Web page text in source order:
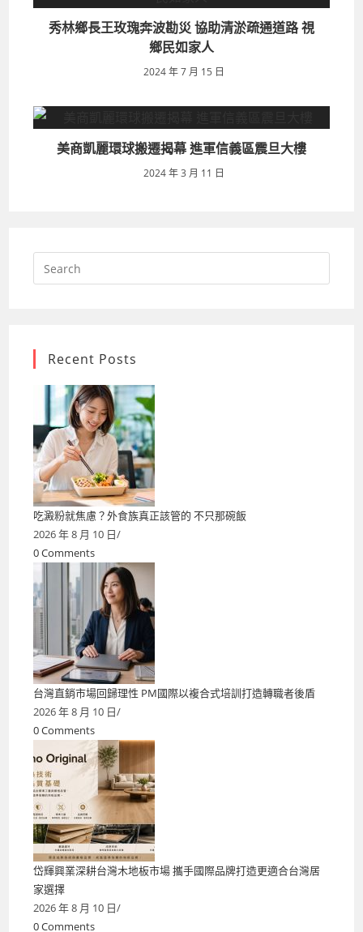
秀林鄉長王玫瑰奔波勘災 協助清淤疏通道路 視
鄉民如家人
2024 年 7 月 15 日
美商凱麗環球搬遷揭幕 進軍信義區震旦大樓
2024 年 3 月 11 日
Search
for:
Recent Posts
吃澱粉就焦慮？外食族真正該管的 不只那碗飯
2026 年 8 月 10 日/
0 Comments
台灣直銷市場回歸理性 PM國際以複合式培訓打造轉職者後盾
2026 年 8 月 10 日/
0 Comments
岱輝興業深耕台灣木地板市場 攜手國際品牌打造更適合台灣居
家選擇
2026 年 8 月 10 日/
0 Comments